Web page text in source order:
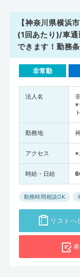
【神奈川県横
(1回あたり)/車通
できます！勤務
非常勤
法人名
※
勤務地
アクセス ※
時給・日給
勤務時間相談OK
リストへ